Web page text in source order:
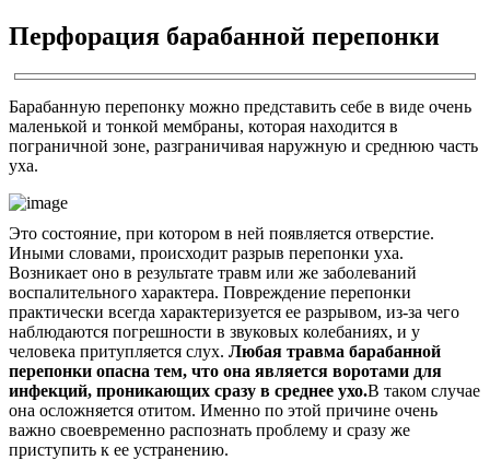
Перфорация барабанной перепонки
Барабанную перепонку можно представить себе в виде очень
маленькой и тонкой мембраны, которая находится в
пограничной зоне, разграничивая наружную и среднюю часть
уха.
Это состояние, при котором в ней появляется отверстие.
Иными словами, происходит разрыв перепонки уха.
Возникает оно в результате травм или же заболеваний
воспалительного характера. Повреждение перепонки
практически всегда характеризуется ее разрывом, из-за чего
наблюдаются погрешности в звуковых колебаниях, и у
человека притупляется слух. Любая травма барабанной
перепонки опасна тем, что она является воротами для
инфекций, проникающих сразу в среднее ухо.В таком случае
она осложняется отитом. Именно по этой причине очень
важно своевременно распознать проблему и сразу же
приступить к ее устранению.